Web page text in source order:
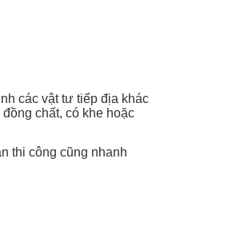
các vật tư tiếp địa khác
chất, có khe hoặc
thi công cũng nhanh